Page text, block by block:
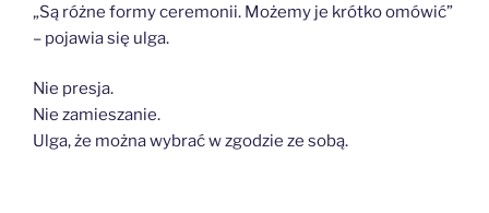
„Są różne formy ceremonii. Możemy je krótko omówić”
– pojawia się ulga.
Nie presja.
Nie zamieszanie.
Ulga, że można wybrać w zgodzie ze sobą.